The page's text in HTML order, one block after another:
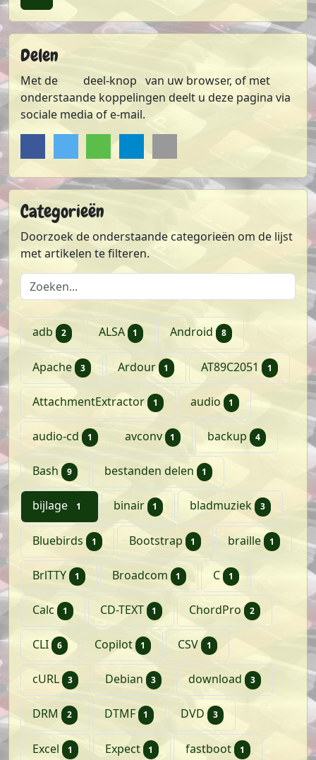
Delen
Met de deel-knop van uw browser, of met
onderstaande koppelingen deelt u deze pagina via
sociale media of e-mail.
Categorieën
Doorzoek de onderstaande categorieën om de lijst
met artikelen te filteren.
Doorzoek de lijst met categorieën
adb 2 artikelen
ALSA 1 artikelAndroid 8 artikelen
Apache 3 artikelenArdour 1 artikelAT89C2051 1 artikel
AttachmentExtractor 1 artikelaudio 1 artikel
audio-cd 1 artikelavconv 1 artikelbackup 4 artikelen
Bash 9 artikelenbestanden delen 1 artikel
bijlage 1 artikelbinair 1 artikelbladmuziek 3
Bluebirds 1 artikelBootstrap 1 artikelbraille 1 artikel
BrlTTY 1 artikelBroadcom 1 artikel
C 1 artikel
Calc 1 artikelCD-TEXT 1 artikelChordPro 2 artikelen
CLI 6 artikelenCopilot 1 artikelCSV 1 artikel
cURL 3 artikelenDebian 3 artikelendownload 3 artikelen
DRM 2 artikelen
DTMF 1 artikelDVD 3 artikelen
Excel 1 artikelExpect 1 artikelfastboot 1 artikel